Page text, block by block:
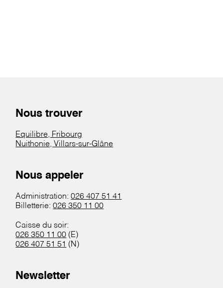
Nous trouver
Equilibre, Fribourg
Nuithonie, Villars-sur-Glâne
Nous appeler
Administration:026 407 51 41
Billetterie:026 350 11 00
Caisse du soir:
026 350 11 00 (E)
026 407 51 51 (N)
Newsletter